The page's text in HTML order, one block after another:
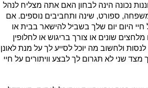
נכונה הינה לבחון האם אתה מצליח לנהל
ספורט, שינה ותחביבים נוספים. אם
היום יום שלך בשביל להישאר בבית או
שונים או צורך בריגוש או לחלופין
ולחשוב מה יוכל לסייע לך על מנת לאונן
שני לא תגרום לך לבצע וויתורים על חיי